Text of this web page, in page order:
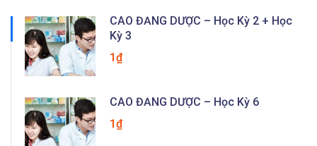
CAO ĐẲNG DƯỢC – Học Kỳ 2 + Học
Kỳ 3
1₫
CAO ĐẲNG DƯỢC – Học Kỳ 6
1₫